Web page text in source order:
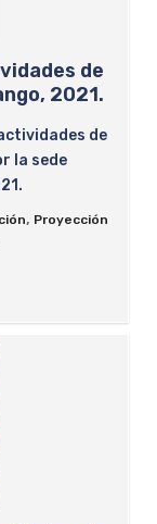
de
2021.
de
la sede
, Proyección